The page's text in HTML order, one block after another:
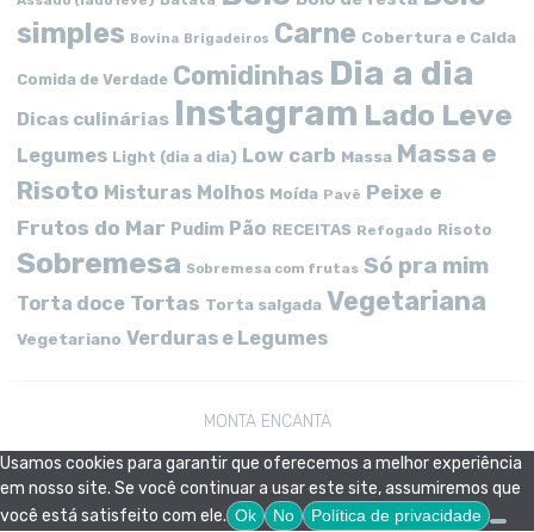
simples Bovina Brigadeiros Carne Cobertura e Calda
Comida de Verdade Comidinhas Dia a dia
Dicas culinárias Instagram Lado Leve
Legumes Light (dia a dia) Low carb Massa Massa e
Risoto Misturas Molhos Moída Pavê Peixe e
Frutos do Mar Pudim Pão RECEITAS Refogado Risoto
Sobremesa Sobremesa com frutas Só pra mim
Torta doce Tortas Torta salgada Vegetariana
Vegetariano Verduras e Legumes
MONTA ENCANTA
Usamos cookies para garantir que oferecemos a melhor experiência
em nosso site. Se você continuar a usar este site, assumiremos que
você está satisfeito com ele. Ok No Política de privacidade